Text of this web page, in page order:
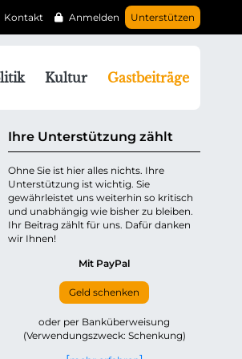
Unterstützen
Anmelden
Kontakt
Kultur Gastbeiträge
Ihre Unterstützung zählt
Ohne Sie ist hier alles nichts. Ihre
Unterstützung ist wichtig. Sie
gewährleistet uns weiterhin so kritisch
und unabhängig wie bisher zu bleiben.
Ihr Beitrag zählt für uns. Dafür danken
wir Ihnen!
Mit PayPal
Geld schenken
oder per Banküberweisung
(Verwendungszweck: Schenkung)